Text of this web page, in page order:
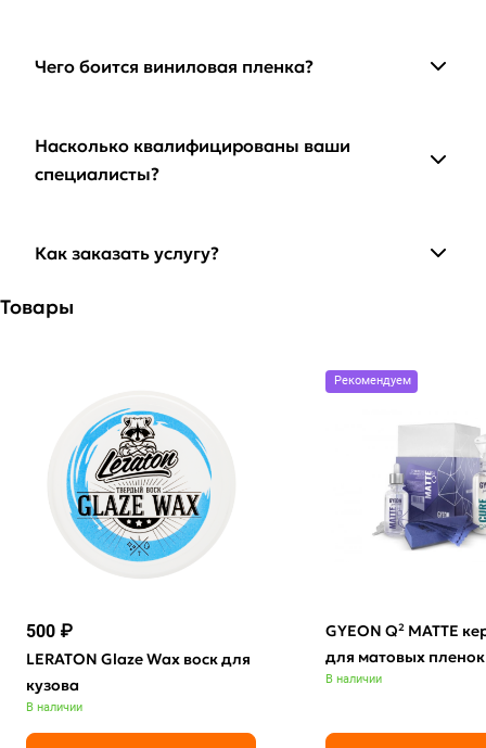
Чего боится виниловая пленка?
Насколько квалифицированы ваши
специалисты?
Как заказать услугу?
Товары
500 ₽
LERATON Glaze Wax воск для
кузова
В наличии
Рекомендуем
GYEON Q² MATTE
для матовых
В наличии